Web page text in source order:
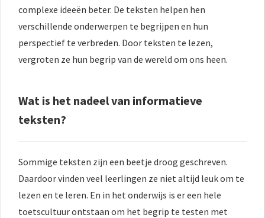
complexe ideeën beter. De teksten helpen hen
verschillende onderwerpen te begrijpen en hun
perspectief te verbreden. Door teksten te lezen,
vergroten ze hun begrip van de wereld om ons heen.
Wat is het nadeel van informatieve
teksten?
Sommige teksten zijn een beetje droog geschreven.
Daardoor vinden veel leerlingen ze niet altijd leuk om te
lezen en te leren. En in het onderwijs is er een hele
toetscultuur ontstaan om het begrip te testen met